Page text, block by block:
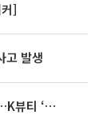
]
고 발생
[K뷰티 라방戰]